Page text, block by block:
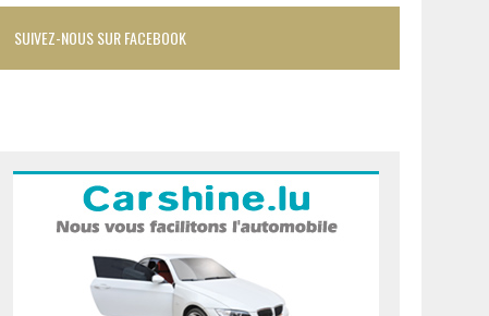
SUIVEZ-NOUS SUR FACEBOOK